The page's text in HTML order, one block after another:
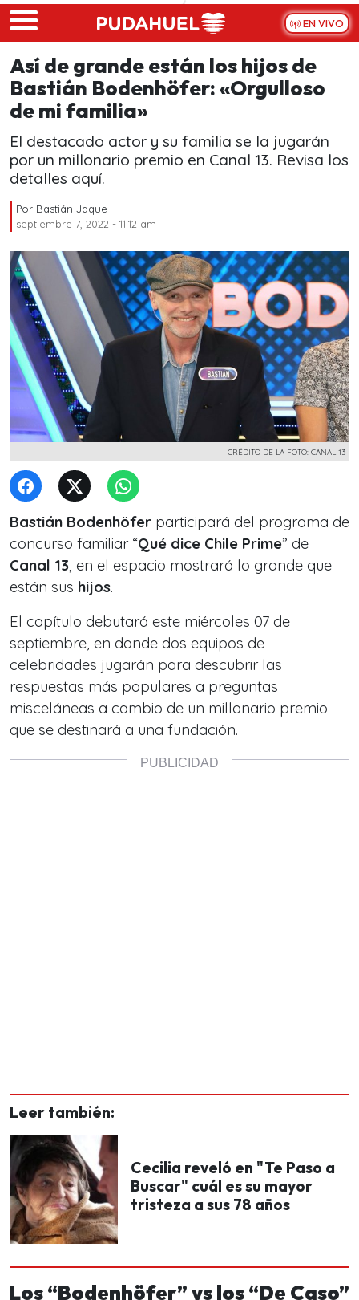
Skip to main content
EN VIVO
Así de grande están los hijos de
Bastián Bodenhöfer: «Orgulloso
de mi familia»
El destacado actor y su familia se la jugarán
por un millonario premio en Canal 13. Revisa los
detalles aquí.
Por Bastián Jaque
septiembre 7, 2022 - 11:12 am
CRÉDITO DE LA FOTO: CANAL 13
Bastián Bodenhöfer participará del programa de
concurso familiar “Qué dice Chile Prime” de
Canal 13, en el espacio mostrará lo grande que
están sus hijos.
El capítulo debutará este miércoles 07 de
septiembre, en donde dos equipos de
celebridades jugarán para descubrir las
respuestas más populares a preguntas
misceláneas a cambio de un millonario premio
que se destinará a una fundación.
Leer también:
Cecilia reveló en "Te Paso a
Buscar" cuál es su mayor
tristeza a sus 78 años
Los “Bodenhöfer” vs los “De Caso”